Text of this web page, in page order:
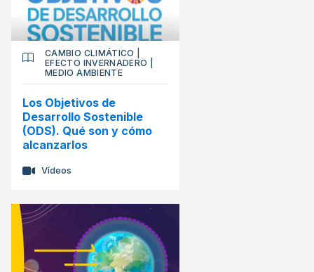
CAMBIO CLIMÁTICO
EFECTO INVERNADERO
MEDIO AMBIENTE
Los Objetivos de
Desarrollo Sostenible
(ODS). Qué son y cómo
alcanzarlos
Vídeos